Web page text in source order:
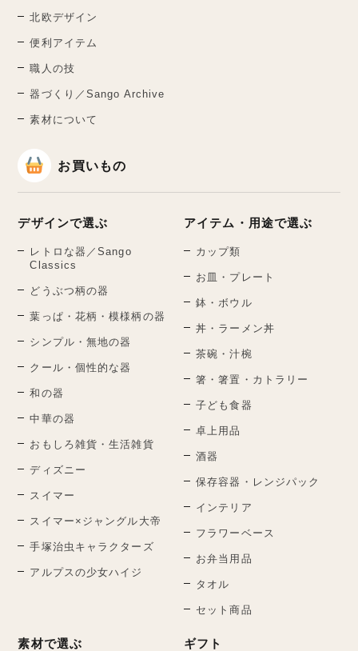
北欧デザイン
便利アイテム
職人の技
器づくり／Sango Archive
素材について
お買いもの
デザインで選ぶ
レトロな器／Sango
Classics
どうぶつ柄の器
葉っぱ・花柄・模様柄の器
シンプル・無地の器
クール・個性的な器
和の器
中華の器
おもしろ雑貨・生活雑貨
ディズニー
スイマー
スイマー×ジャングル大帝
手塚治虫キャラクターズ
アルプスの少女ハイジ
アイテム・用途で選ぶ
カップ類
お皿・プレート
鉢・ボウル
丼・ラーメン丼
茶碗・汁椀
箸・箸置・カトラリー
子ども食器
卓上用品
酒器
保存容器・レンジパック
インテリア
フラワーベース
お弁当用品
タオル
セット商品
素材で選ぶ ギフト